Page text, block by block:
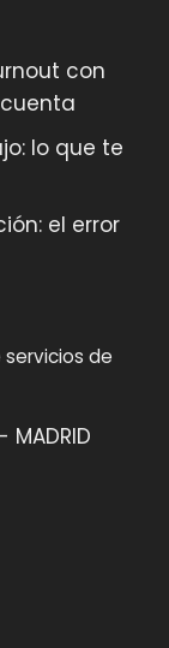
con
lo que te
el error
de